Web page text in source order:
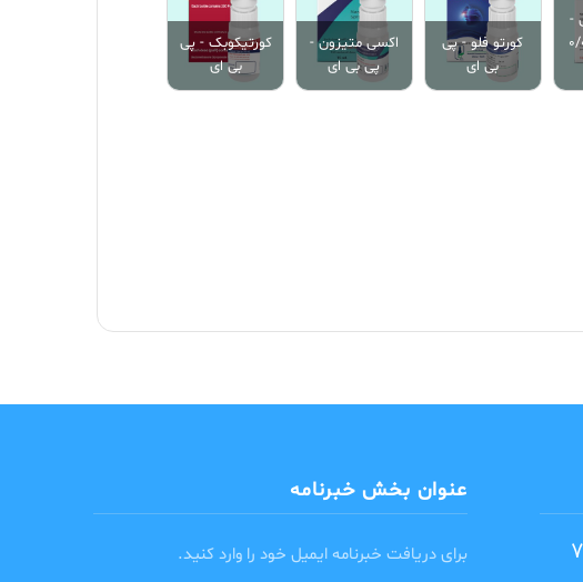
-
0/03
کورتو فلو - پی
بی ای
اکسی متیزون -
پی بی ای
کورتیکوبک - پی
بی ای
عنوان بخش خبرنامه
برای دریافت خبرنامه ایمیل خود را وارد کنید.